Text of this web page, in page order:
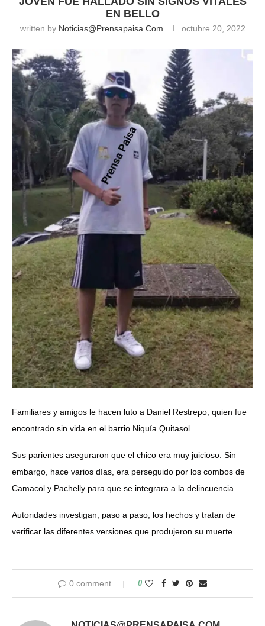
EN BELLO
written by Noticias@prensapaisa.com octubre 20, 2022
Familiares y amigos le hacen luto a Daniel Restrepo, quien fue
encontrado sin vida en el barrio Niquía Quitasol.
Sus parientes aseguraron que el chico era muy juicioso. Sin
embargo, hace varios días, era perseguido por los combos de
Camacol y Pachelly para que se integrara a la delincuencia.
Autoridades investigan, paso a paso, los hechos y tratan de
verificar las diferentes versiones que produjeron su muerte.
0 comment 0